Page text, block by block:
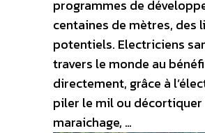
programmes de
centaines de mètres, des
potentiels. Electriciens
travers le monde au
directement, grâce à
piler le mil ou décortiquer
maraichage, …